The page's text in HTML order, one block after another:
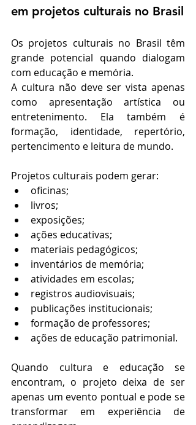
em projetos culturais no Brasil
Os projetos culturais no Brasil têm
grande potencial quando dialogam
com educação e memória.
A cultura não deve ser vista apenas
como apresentação artística ou
entretenimento. Ela também é
formação, identidade, repertório,
pertencimento e leitura de mundo.
Projetos culturais podem gerar:
oficinas;
livros;
exposições;
ações educativas;
materiais pedagógicos;
inventários de memória;
atividades em escolas;
registros audiovisuais;
publicações institucionais;
formação de professores;
ações de educação patrimonial.
Quando cultura e educação se
encontram, o projeto deixa de ser
apenas um evento pontual e pode se
transformar em experiência de